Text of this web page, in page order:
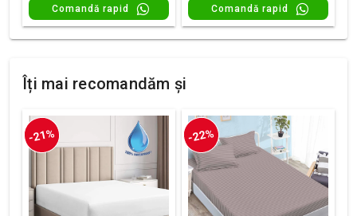
Comandă rapid Comandă rapid
Îți mai recomandăm și
-21% -22%